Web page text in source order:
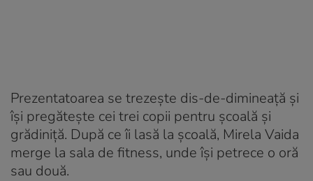
Prezentatoarea se trezește dis-de-dimineață și
își pregătește cei trei copii pentru școală și
grădiniță. După ce îi lasă la școală, Mirela Vaida
merge la sala de fitness, unde își petrece o oră
sau două.